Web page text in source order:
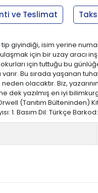
ve Teslimat
tip giyindiği, isim yerine
için bir uzay aracı
için tuttuğu bu
varır. Bu sırada yaşanan
olacaktır. Biz,
yazılmış en iyi
(Tanıtım Bülteninden)
1. Basım Dil: Türkçe